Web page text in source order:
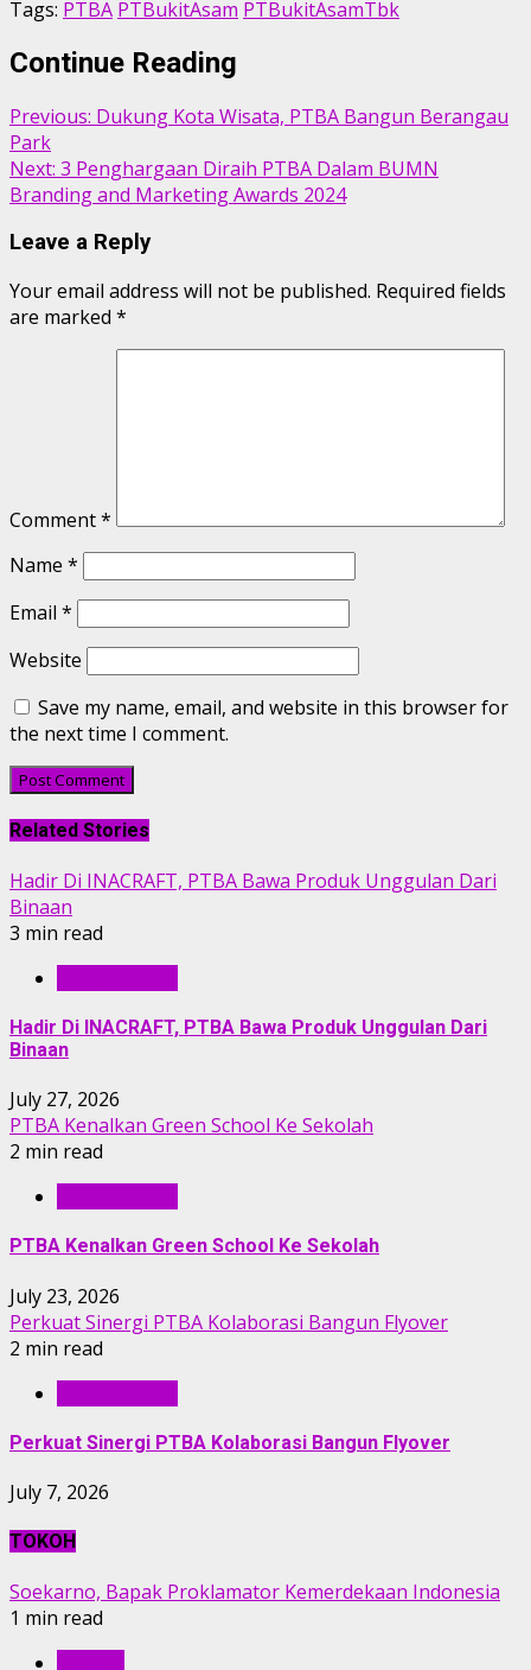
Tags: PTBA PTBukitAsam PTBukitAsamTbk
Continue Reading
Previous: Dukung Kota Wisata, PTBA Bangun Berangau
Park
Next: 3 Penghargaan Diraih PTBA Dalam BUMN
Branding and Marketing Awards 2024
Leave a Reply
Your email address will not be published. Required fields
are marked *
Comment*
Name *
Email *
Website
Save my name, email, and website in this browser for
the next time I comment.
Related Stories
Hadir Di INACRAFT, PTBA Bawa Produk Unggulan Dari
Binaan
3 min read
Hadir Di INACRAFT, PTBA Bawa Produk Unggulan Dari
Binaan
July 27, 2026
PTBA Kenalkan Green School Ke Sekolah
2 min read
PTBA Kenalkan Green School Ke Sekolah
July 23, 2026
Perkuat Sinergi PTBA Kolaborasi Bangun Flyover
2 min read
Perkuat Sinergi PTBA Kolaborasi Bangun Flyover
July 7, 2026
TOKOH
Soekarno, Bapak Proklamator Kemerdekaan Indonesia
1 min read